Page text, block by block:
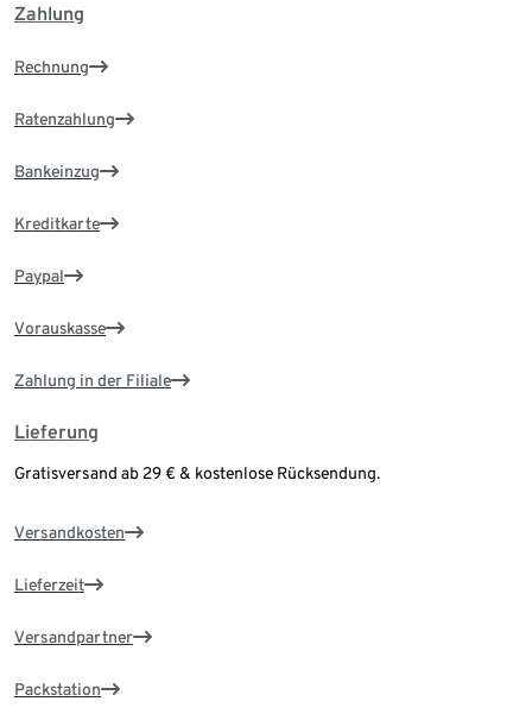
Zahlung
Rechnung
Ratenzahlung
Bankeinzug
Kreditkarte
Paypal
Vorauskasse
Zahlung in der Filiale
Lieferung
Gratisversand ab 29 € & kostenlose Rücksendung.
Versandkosten
Lieferzeit
Versandpartner
Packstation